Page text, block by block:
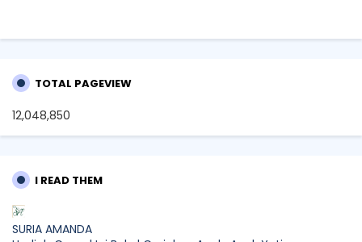
TOTAL PAGEVIEW
12,048,850
I READ THEM
SURIA AMANDA